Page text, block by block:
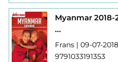
Myanmar 2018-
...
Frans | 09-07-
9791033191353